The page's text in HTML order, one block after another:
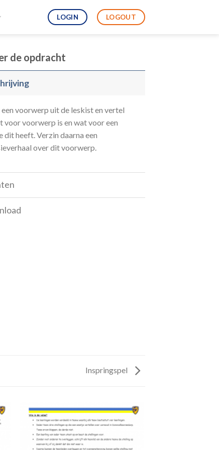
LOGIN LOGOUT
de opdracht
voorwerp uit de leskist en vertel
voor voorwerp is en wat voor een
dit heeft. Verzin daarna een
over dit voorwerp.
Inspringspel